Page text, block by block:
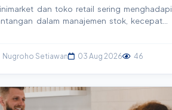
dan toko retail sering menghadapi
dalam manajemen stok, kecepatan
sistem Point of Sales (POS), mulai
Nugroho Setiawan 03 Aug 2026 46